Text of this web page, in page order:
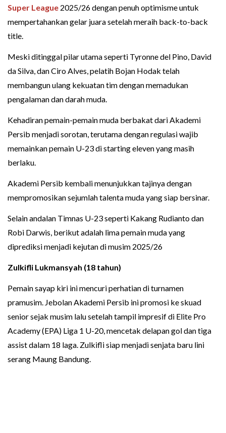
Super League 2025/26 dengan penuh optimisme untuk
mempertahankan gelar juara setelah meraih back-to-back
title.
Meski ditinggal pilar utama seperti Tyronne del Pino, David
da Silva, dan Ciro Alves, pelatih Bojan Hodak telah
membangun ulang kekuatan tim dengan memadukan
pengalaman dan darah muda.
Kehadiran pemain-pemain muda berbakat dari Akademi
Persib menjadi sorotan, terutama dengan regulasi wajib
memainkan pemain U-23 di starting eleven yang masih
berlaku.
Akademi Persib kembali menunjukkan tajinya dengan
mempromosikan sejumlah talenta muda yang siap bersinar.
Selain andalan Timnas U-23 seperti Kakang Rudianto dan
Robi Darwis, berikut adalah lima pemain muda yang
diprediksi menjadi kejutan di musim 2025/26
Zulkifli Lukmansyah (18 tahun)
Pemain sayap kiri ini mencuri perhatian di turnamen
pramusim. Jebolan Akademi Persib ini promosi ke skuad
senior sejak musim lalu setelah tampil impresif di Elite Pro
Academy (EPA) Liga 1 U-20, mencetak delapan gol dan tiga
assist dalam 18 laga. Zulkifli siap menjadi senjata baru lini
serang Maung Bandung.